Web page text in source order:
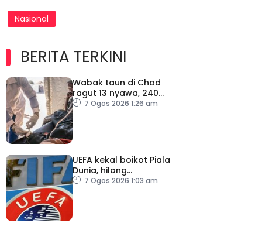
Nasional
BERITA TERKINI
Wabak taun di Chad
ragut 13 nyawa, 240
dijangkiti
7 Ogos 2026 1:26 am
UEFA kekal boikot Piala
Dunia, hilang
kepercayaan kepada
7 Ogos 2026 1:03 am